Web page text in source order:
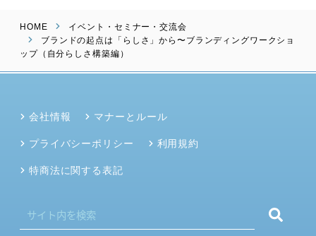
HOME
イベント・セミナー・交流会
ブランドの起点は「らしさ」から〜ブランディングワークショ
ップ（自分らしさ構築編）
会社情報 マナーとルール
プライバシーポリシー 利用規約
特商法に関する表記